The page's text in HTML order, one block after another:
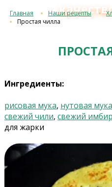
Главная Наши рецепты
Простая чилла
Ингредиенты:
рисовая мука, нутовая мука
свежий чили, свежий
для жарки